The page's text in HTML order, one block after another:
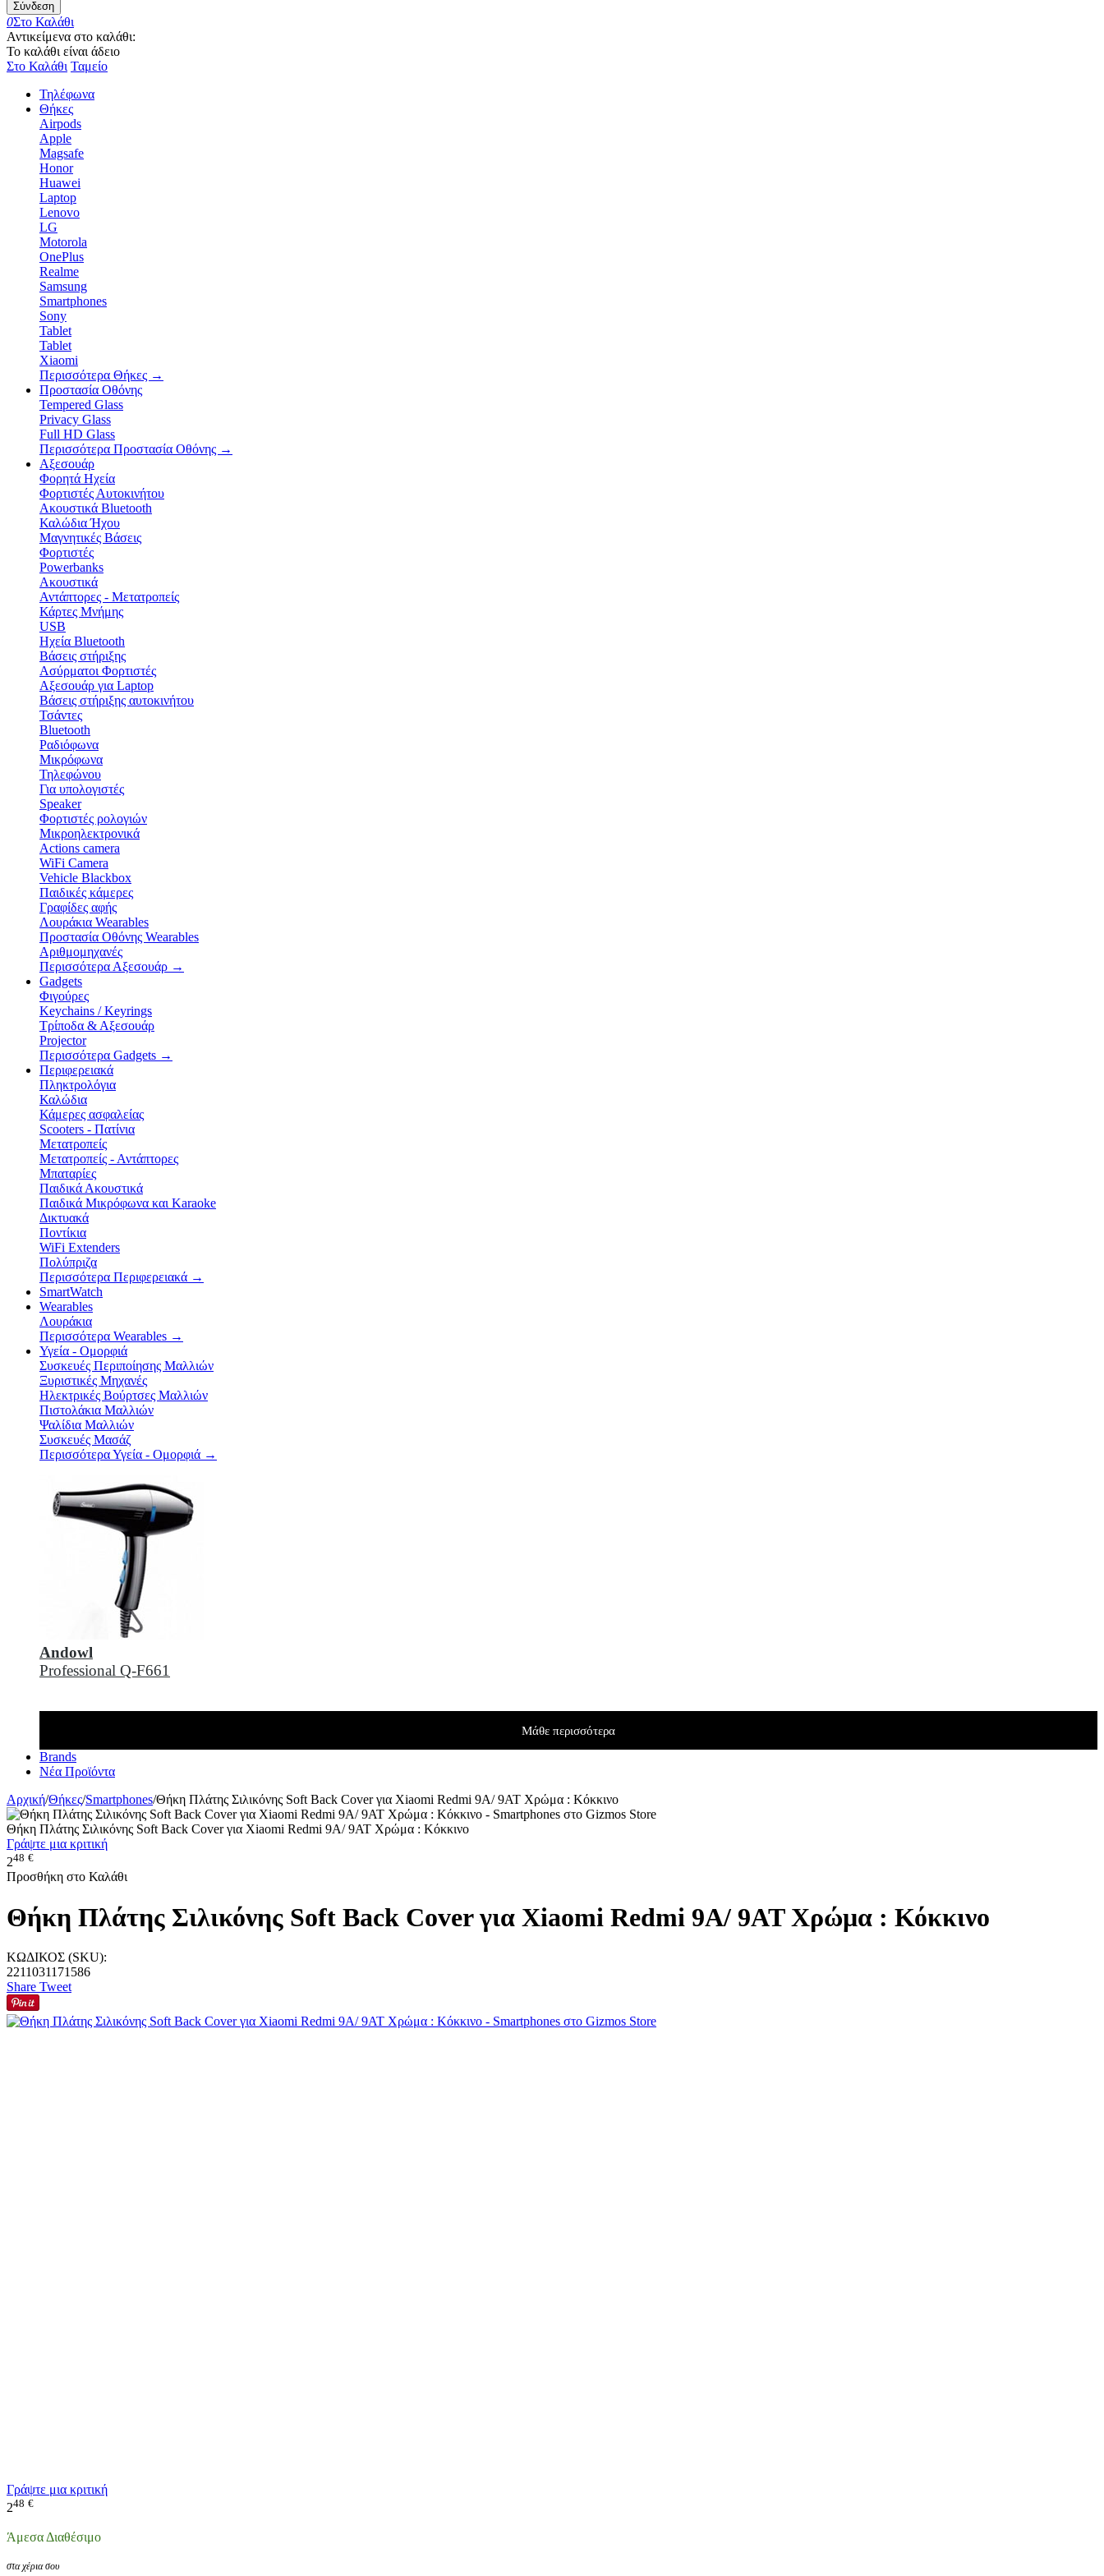
Σύνδεση
0Στο Καλάθι
Αντικείμενα στο καλάθι:
Το καλάθι είναι άδειο
Στο Καλάθι Ταμείο
Τηλέφωνα
Θήκες
Airpods
Apple
Magsafe
Honor
Huawei
Laptop
Lenovo
LG
Motorola
OnePlus
Realme
Samsung
Smartphones
Sony
Tablet
Tablet
Xiaomi
Περισσότερα Θήκες →
Προστασία Οθόνης
Tempered Glass
Privacy Glass
Full HD Glass
Περισσότερα Προστασία Οθόνης →
Αξεσουάρ
Φορητά Ηχεία
Φορτιστές Αυτοκινήτου
Ακουστικά Bluetooth
Καλώδια Ήχου
Μαγνητικές Βάσεις
Φορτιστές
Powerbanks
Ακουστικά
Αντάπτορες - Μετατροπείς
Κάρτες Μνήμης
USB
Ηχεία Bluetooth
Βάσεις στήριξης
Ασύρματοι Φορτιστές
Αξεσουάρ για Laptop
Βάσεις στήριξης αυτοκινήτου
Τσάντες
Bluetooth
Ραδιόφωνα
Μικρόφωνα
Τηλεφώνου
Για υπολογιστές
Speaker
Φορτιστές ρολογιών
Μικροηλεκτρονικά
Actions camera
WiFi Camera
Vehicle Blackbox
Παιδικές κάμερες
Γραφίδες αφής
Λουράκια Wearables
Προστασία Οθόνης Wearables
Αριθμομηχανές
Περισσότερα Αξεσουάρ →
Gadgets
Φιγούρες
Keychains / Keyrings
Τρίποδα & Αξεσουάρ
Projector
Περισσότερα Gadgets →
Περιφερειακά
Πληκτρολόγια
Καλώδια
Κάμερες ασφαλείας
Scooters - Πατίνια
Μετατροπείς
Μετατροπείς - Αντάπτορες
Μπαταρίες
Παιδικά Ακουστικά
Παιδικά Μικρόφωνα και Karaoke
Δικτυακά
Ποντίκια
WiFi Extenders
Πολύπριζα
Περισσότερα Περιφερειακά →
SmartWatch
Wearables
Λουράκια
Περισσότερα Wearables →
Υγεία - Ομορφιά
Συσκευές Περιποίησης Μαλλιών
Ξυριστικές Μηχανές
Ηλεκτρικές Βούρτσες Μαλλιών
Πιστολάκια Μαλλιών
Ψαλίδια Μαλλιών
Συσκευές Μασάζ
Περισσότερα Υγεία - Ομορφιά →
Andowl
Professional Q-F661
Μάθε περισσότερα
Brands
Νέα Προϊόντα
Αρχική/Θήκες/Smartphones/Θήκη Πλάτης Σιλικόνης Soft Back Cover για Xiaomi Redmi 9A/ 9AT Χρώμα : Κόκκινο
Θήκη Πλάτης Σιλικόνης Soft Back Cover για Xiaomi Redmi 9A/ 9AT Χρώμα : Κόκκινο
Γράψτε μια κριτική
248 €
Προσθήκη στο Καλάθι
Θήκη Πλάτης Σιλικόνης Soft Back Cover για Xiaomi Redmi 9A/ 9AT Χρώμα : Κόκκινο
ΚΩΔΙΚΟΣ (SKU):
2211031171586
Share Tweet
Γράψτε μια κριτική
248 €
Άμεσα Διαθέσιμο
στα χέρια σου